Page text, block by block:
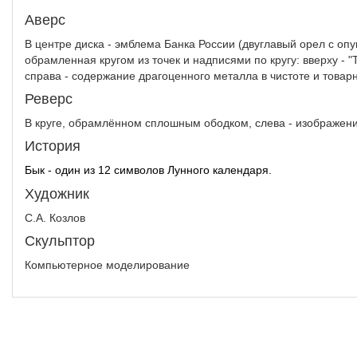
Аверс
В центре диска - эмблема Банка России (двуглавый орел с
обрамленная кругом из точек и надписями по кругу: вверху
справа - содержание драгоценного металла в чистоте и
Реверс
В круге, обрамлённом сплошным ободком, слева -
История
Бык - один из 12 символов Лунного календаря.
Художник
С.А. Козлов
Скульптор
Компьютерное моделирование